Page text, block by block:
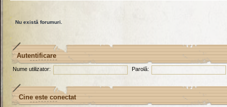
Nu există forumuri.
Autentificare
Nume utilizator: Parolă:
Cine este conectat